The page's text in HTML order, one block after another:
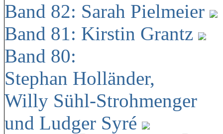
Band 82: Sarah Pielmeier
Band 81: Kirstin Grantz
Band 80:
Stephan Holländer,
Willy Sühl-Strohmenger
und Ludger Syré